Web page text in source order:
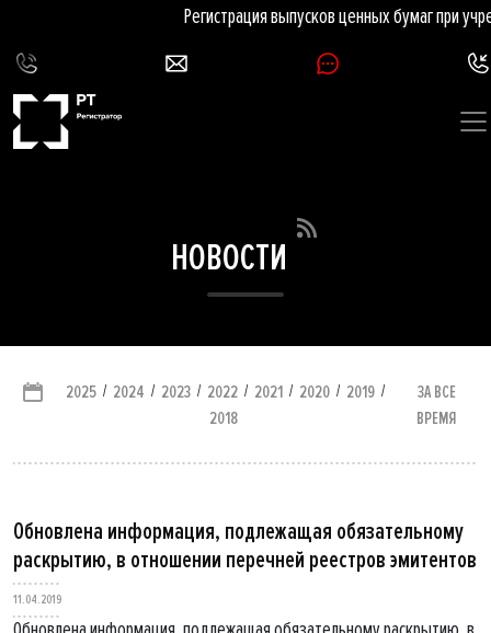
Регистрация выпусков ценных бумаг при
НОВОСТИ
2025 / 2024 / 2023 / 2022 / 2021 / 2020 / 2019 /
2018
ЗА ВСЕ
ВРЕМЯ
Обновлена информация, подлежащая обязательному
раскрытию, в отношении перечней реестров эмитентов
11.04.2019